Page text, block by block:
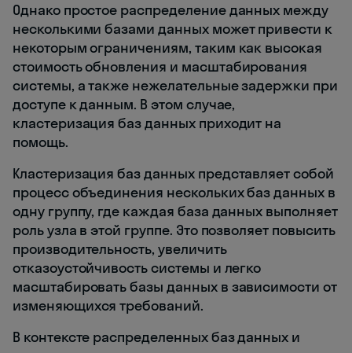
Однако простое распределение данных между
несколькими базами данных может привести к
некоторым ограничениям, таким как высокая
стоимость обновления и масштабирования
системы, а также нежелательные задержки при
доступе к данным. В этом случае,
кластеризация баз данных приходит на
помощь.
Кластеризация баз данных представляет собой
процесс объединения нескольких баз данных в
одну группу, где каждая база данных выполняет
роль узла в этой группе. Это позволяет повысить
производительность, увеличить
отказоустойчивость системы и легко
масштабировать базы данных в зависимости от
изменяющихся требований.
В контексте распределенных баз данных и